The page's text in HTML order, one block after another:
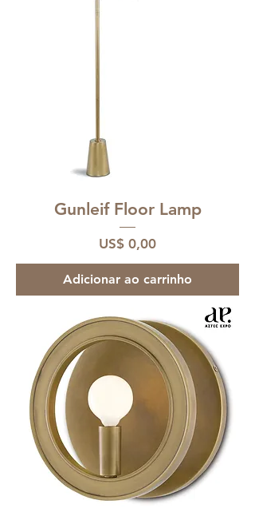
Gunleif Floor Lamp
Preço
US$ 0,00
Adicionar ao carrinho